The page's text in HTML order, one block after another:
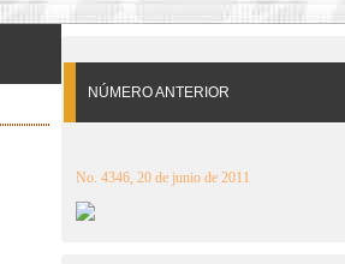
NÚMERO ANTERIOR
No. 4346, 20 de junio de 2011